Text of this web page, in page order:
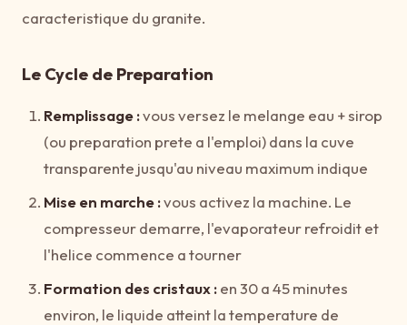
caracteristique du granite.
Le Cycle de Preparation
Remplissage :vous versez le melange eau + sirop
(ou preparation prete a l'emploi) dans la cuve
transparente jusqu'au niveau maximum indique
Mise en marche :vous activez la machine. Le
compresseur demarre, l'evaporateur refroidit et
l'helice commence a tourner
Formation des cristaux :en 30 a 45 minutes
environ, le liquide atteint la temperature de